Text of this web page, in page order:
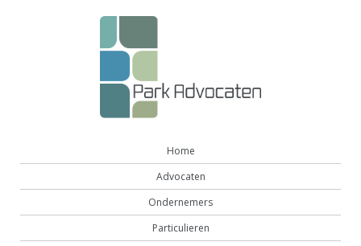
Home
Advocaten
Ondernemers
Particulieren